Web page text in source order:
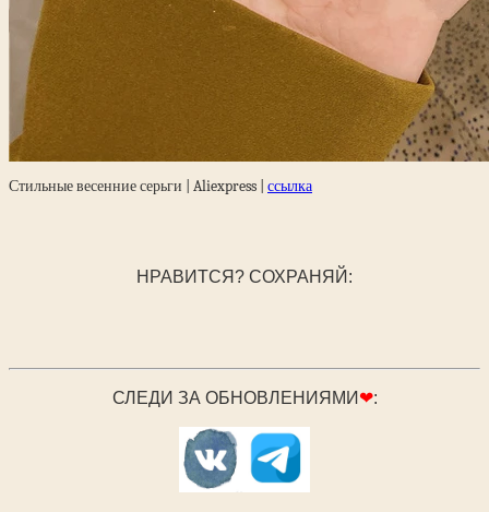
Стильные весенние серьги | Aliexpress | ссылка
НРАВИТСЯ? СОХРАНЯЙ:
СЛЕДИ ЗА ОБНОВЛЕНИЯМИ ❤: